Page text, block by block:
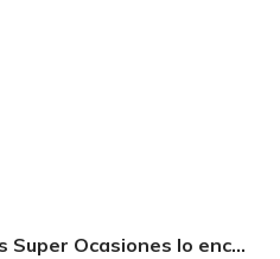
El licor perfecto para sus Super Ocasiones lo encuentra en Supermaxi